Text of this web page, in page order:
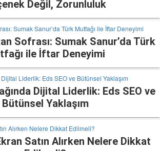
Değil, Zorunluluk
Sofrası: Sumak Sanur’da Türk
ile İftar Deneyimi
Dijital Liderlik: Eds SEO ve
Bütünsel Yaklaşım
Satın Alırken Nelere Dikkat